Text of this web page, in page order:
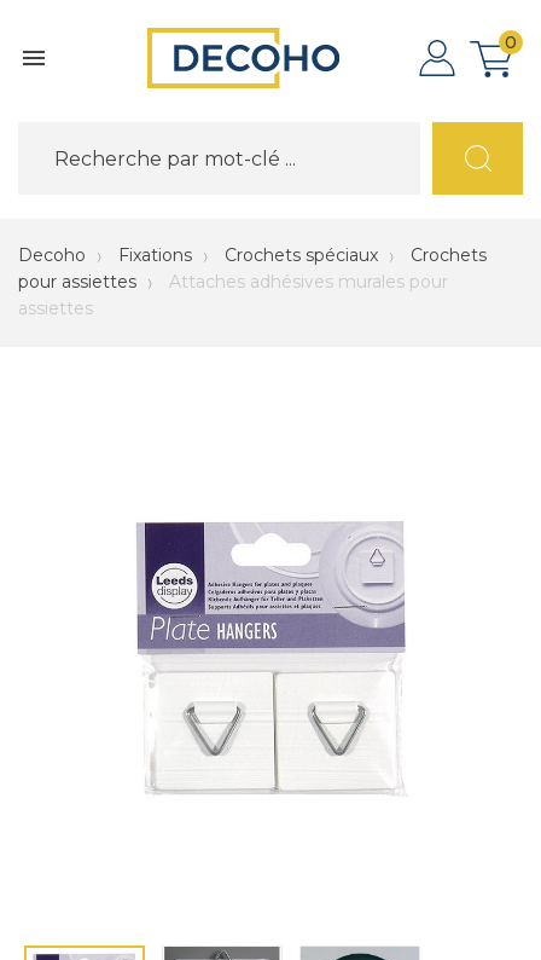

0
Decoho Fixations Crochets spéciaux
Crochets
pour assiettes
Attaches adhésives murales pour
assiettes